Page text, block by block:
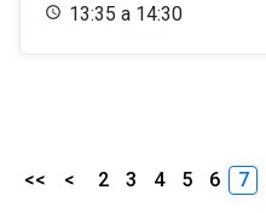
13:35 a 14:30
<< < 2 3 4 5 6 7